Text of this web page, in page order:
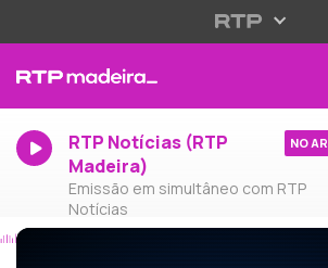
RTP Notícias (RTP
Madeira)
Emissão em simultâneo com RTP
Notícias
NO AR